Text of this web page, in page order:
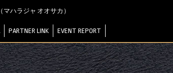
（マハラジャ オオサカ）
PARTNER LINK EVENT REPORT